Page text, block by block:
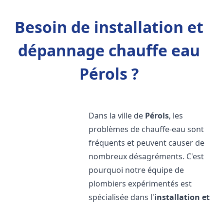
Besoin de installation et
dépannage chauffe eau
Pérols ?
Dans la ville de Pérols, les
problèmes de chauffe-eau sont
fréquents et peuvent causer de
nombreux désagréments. C'est
pourquoi notre équipe de
plombiers expérimentés est
spécialisée dans l'installation et